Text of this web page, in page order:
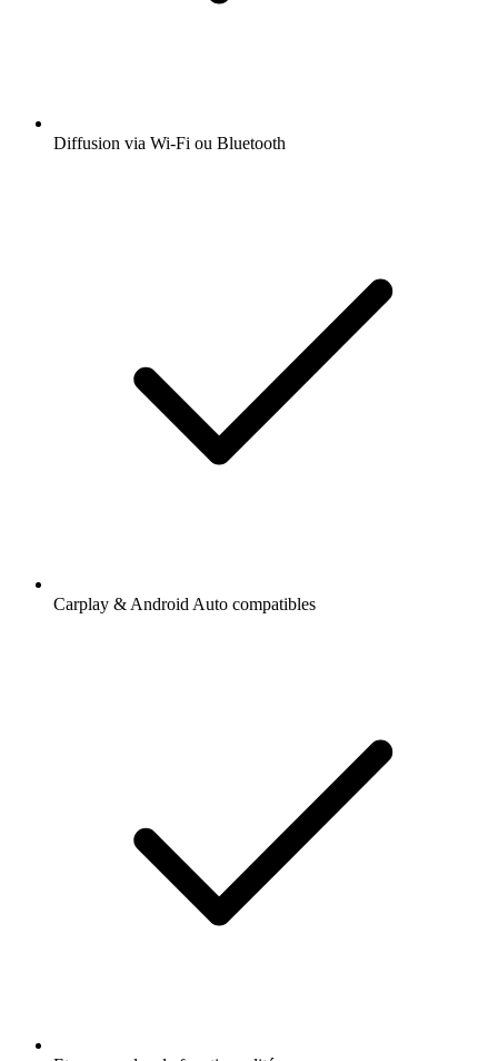
Diffusion via Wi-Fi ou Bluetooth
Carplay & Android Auto compatibles